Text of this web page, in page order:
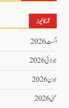
آرکائیوز
اگست 2026
جولائی 2026
جون 2026
مئی 2026